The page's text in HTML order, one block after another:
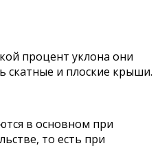
процент уклона они
скатные и плоские крыши.
в основном при
то есть при